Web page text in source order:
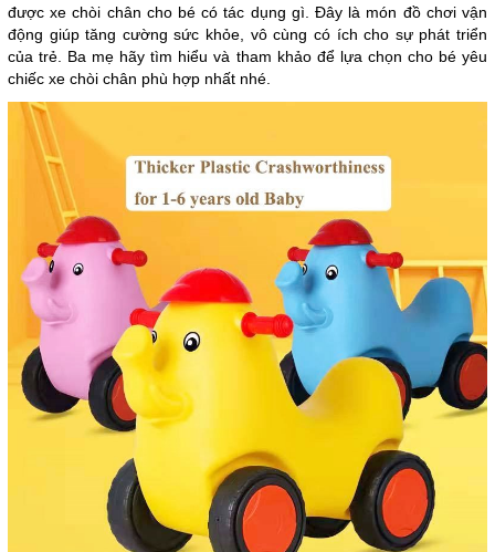
được xe chòi chân cho bé có tác dụng gì. Đây là món đồ chơi vận
động giúp tăng cường sức khỏe, vô cùng có ích cho sự phát triển
của trẻ. Ba mẹ hãy tìm hiểu và tham khảo để lựa chọn cho bé yêu
chiếc xe chòi chân phù hợp nhất nhé.